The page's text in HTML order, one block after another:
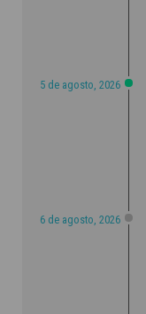
5 de agosto, 2026
6 de agosto, 2026